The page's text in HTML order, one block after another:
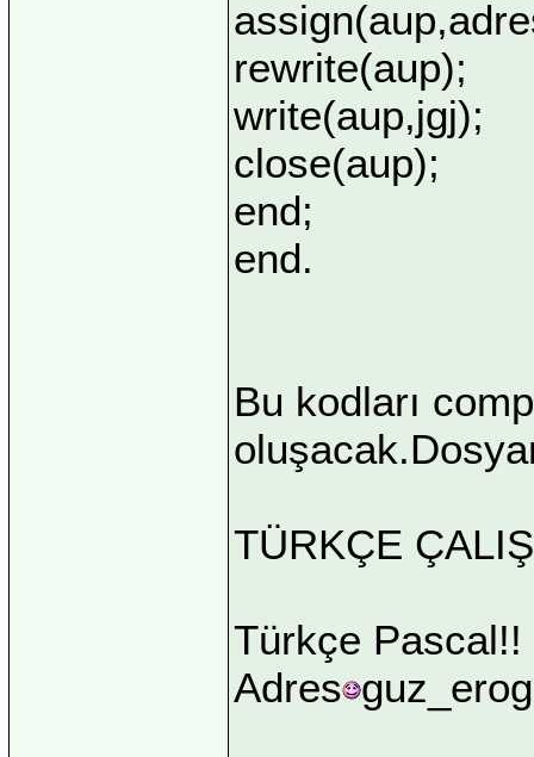
rewrite(aup);
write(aup,jgj);
close(aup);
end;
end.
Bu kodları
TÜRKÇE
Türkçe
Adres